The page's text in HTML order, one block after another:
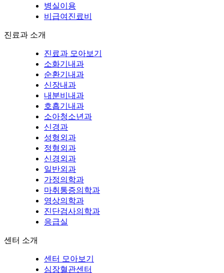
병실이용
비급여진료비
진료과 소개
진료과 모아보기
소화기내과
순환기내과
신장내과
내분비내과
호흡기내과
소아청소년과
신경과
성형외과
정형외과
신경외과
일반외과
가정의학과
마취통증의학과
영상의학과
진단검사의학과
응급실
센터 소개
센터 모아보기
심장혈관센터